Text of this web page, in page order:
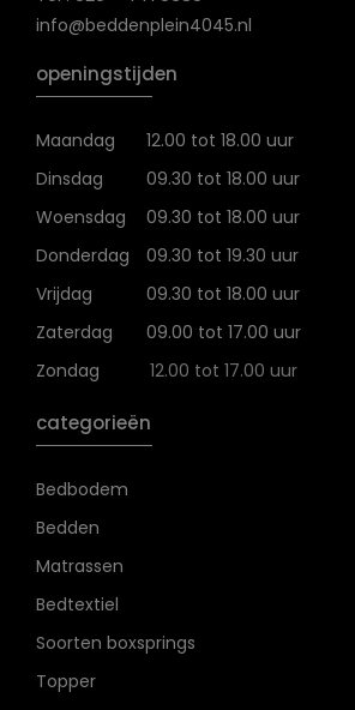
info@beddenplein4045.nl
openingstijden
Maandag
12.00 tot 18.00 uur
Dinsdag
09.30 tot 18.00 uur
Woensdag
09.30 tot 18.00 uur
Donderdag
09.30 tot 19.30 uur
Vrijdag
09.30 tot 18.00 uur
Zaterdag
09.00 tot 17.00 uur
Zondag
12.00 tot 17.00 uur
categorieën
Bedbodem
Bedden
Matrassen
Bedtextiel
Soorten boxsprings
Topper